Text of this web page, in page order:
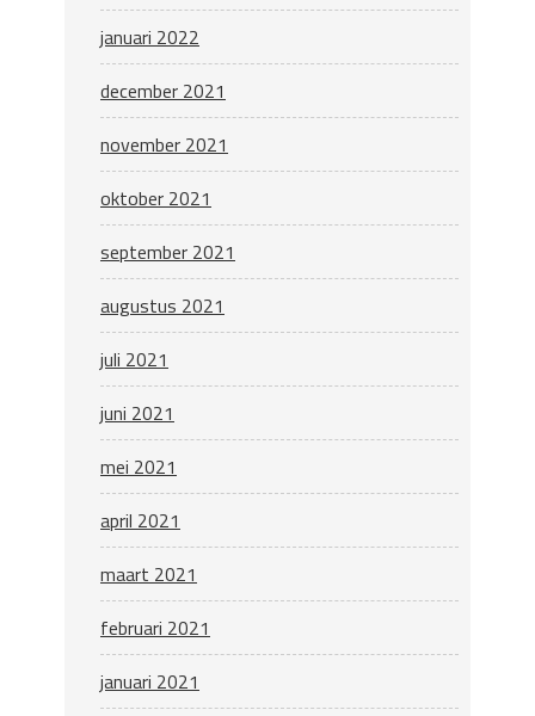
januari 2022
december 2021
november 2021
oktober 2021
september 2021
augustus 2021
juli 2021
juni 2021
mei 2021
april 2021
maart 2021
februari 2021
januari 2021